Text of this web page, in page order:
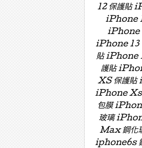
12 保護貼
iPhone
iPhone
iPhone 13
貼 iPhone
護貼
XS 保護
iPhone Xs
包膜
玻璃
Max 鋼化
iphone6s